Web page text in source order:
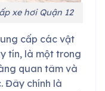
xe hơi Quận 12
cấp các vật
tín, là một trong
quan tâm và
Đây chính là